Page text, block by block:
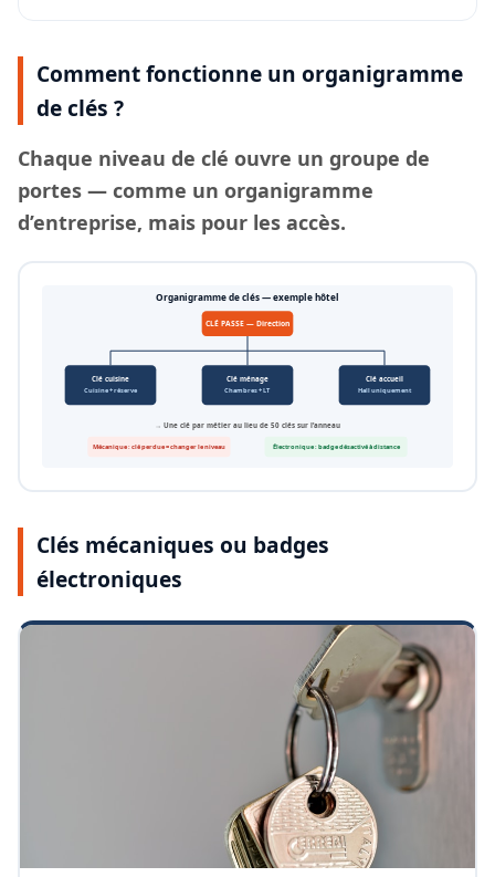
Comment fonctionne un organigramme
de clés ?
Chaque niveau de clé ouvre un groupe de
portes — comme un organigramme
d’entreprise, mais pour les accès.
Organigramme de clés — exemple hôtel
CLÉ PASSE — Direction
Clé cuisine
Cuisine + réserve
Clé ménage
Chambres + LT
Clé accueil
Hall uniquement
→ Une clé par métier au lieu de 50 clés sur l’anneau
Mécanique : clé perdue = changer le niveau Électronique : badge désactivé à distance
Clés mécaniques ou badges
électroniques